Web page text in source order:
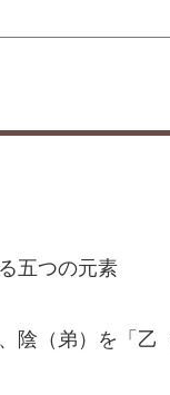
五つの元素
陰（弟）を「乙